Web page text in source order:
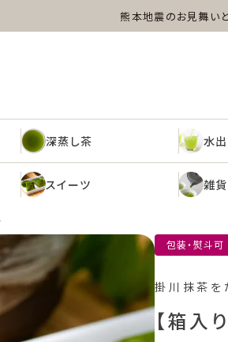
熊本地震のお見舞い
水
深蒸し茶 水
スイーツ 雑貨
包装・熨斗可
掛川抹茶を
【箱入